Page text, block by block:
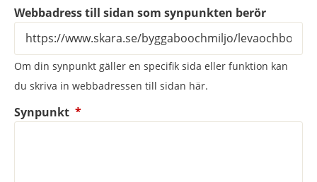
Webbadress till sidan som synpunkten berör
Om din synpunkt gäller en specifik sida eller funktion kan
du skriva in webbadressen till sidan här.
Synpunkt *(obligatorisk)